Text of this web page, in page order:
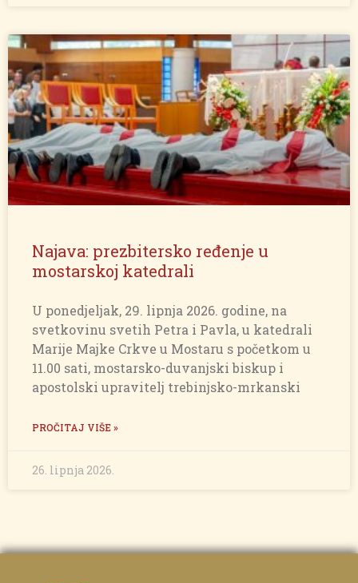
Najava: prezbitersko ređenje u
mostarskoj katedrali
U ponedjeljak, 29. lipnja 2026. godine, na
svetkovinu svetih Petra i Pavla, u katedrali
Marije Majke Crkve u Mostaru s početkom u
11.00 sati, mostarsko-duvanjski biskup i
apostolski upravitelj trebinjsko-mrkanski
PROČITAJ VIŠE »
26. lipnja 2026.